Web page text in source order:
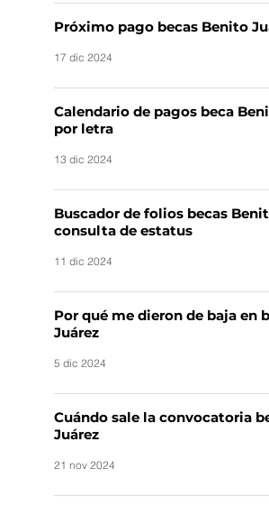
Próximo pago becas Benito
17 dic 2024
Calendario de pagos beca
por letra
13 dic 2024
Buscador de folios becas
consulta de estatus
11 dic 2024
Por qué me dieron de baja en
Juárez
5 dic 2024
Cuándo sale la convocatoria
Juárez
21 nov 2024